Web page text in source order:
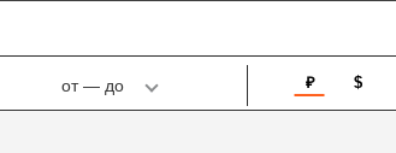
от—до ₽ $